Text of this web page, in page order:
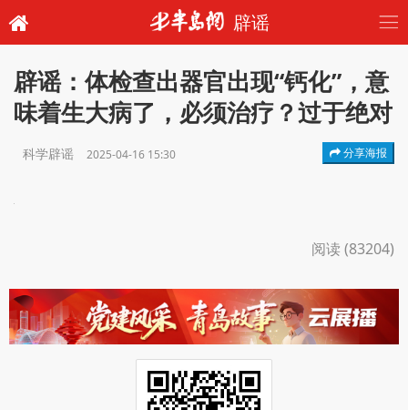
辟谣
辟谣：体检查出器官出现“钙化”，意
味着生大病了，必须治疗？过于绝对
科学辟谣 2025-04-16 15:30 分享海报
阅读 (83204)